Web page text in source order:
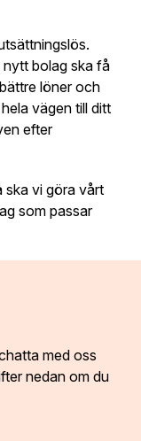
nytt bolag ska få
löner och
vägen till ditt
efter
ska vi göra vårt
som passar
chatta med oss
nedan om du